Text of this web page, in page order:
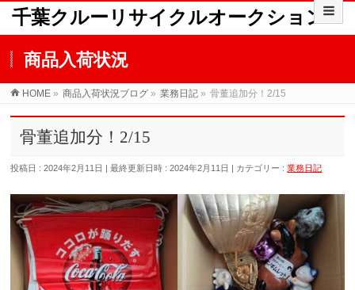
千葉クルーリサイクルオークション
商品入荷状況
HOME » 商品入荷状況ブログ » 業務日記 » 骨董追加分！2/15
骨董追加分！2/15
投稿日 : 2024年2月11日 最終更新日時 : 2024年2月11日 カテゴリー :業務日記